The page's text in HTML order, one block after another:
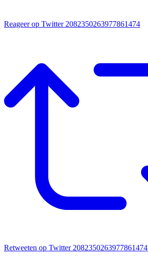
Reageer op Twitter 2082350263977861474
Retweeten op Twitter 2082350263977861474